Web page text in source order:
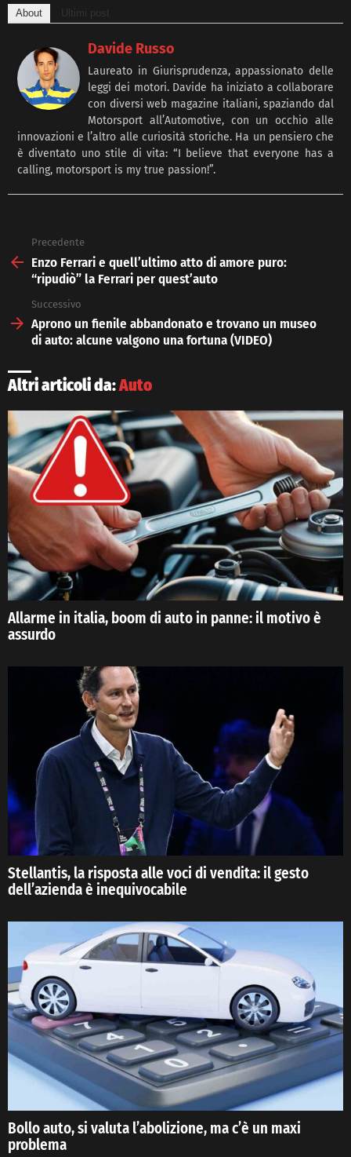
About Ultimi post
Davide Russo
Laureato in Giurisprudenza, appassionato delle
leggi dei motori. Davide ha iniziato a collaborare
con diversi web magazine italiani, spaziando dal
Motorsport all’Automotive, con un occhio alle
innovazioni e l’altro alle curiosità storiche. Ha un pensiero che
è diventato uno stile di vita: “I believe that everyone has a
calling, motorsport is my true passion!”.
more
Precedente
Enzo Ferrari e quell’ultimo atto di amore puro:
“ripudiò” la Ferrari per quest’auto
Successivo
Aprono un fienile abbandonato e trovano un museo
di auto: alcune valgono una fortuna (VIDEO)
Altri articoli da:Auto
Allarme in italia, boom di auto in panne: il motivo è
assurdo
Stellantis, la risposta alle voci di vendita: il gesto
dell’azienda è inequivocabile
Bollo auto, si valuta l’abolizione, ma c’è un maxi
problema